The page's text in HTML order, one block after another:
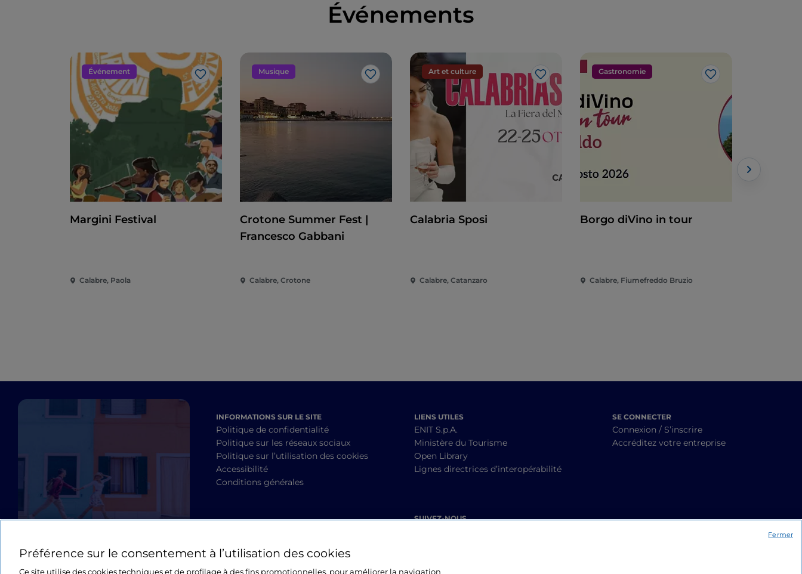
Événements
Événement
J’aime
Margini Festival
Calabre, Paola
Musique
J’aime
Crotone Summer Fest |
Francesco Gabbani
Calabre, Crotone
Art et culture
J’aime
Calabria Sposi
Calabre, Catanzaro
Gastronomie
J’aime
Borgo diVino in tour
Calabre, Fiumefreddo Bruzio
INFORMATIONS SUR LE SITE
Politique de confidentialité
Politique sur les réseaux sociaux
Politique sur l’utilisation des cookies
Accessibilité
Conditions générales
LIENS UTILES
ENIT S.p.A.
Ministère du Tourisme
Open Library
Lignes directrices d’interopérabilité
SUIVEZ-NOUS
SE CONNECTER
Connexion / S’inscrire
Accréditez votre entreprise
Préférence sur le consentement à l’utilisation des cookies
Ce site utilise des cookies techniques et de profilage à des fins promotionnelles, pour améliorer la navigation
Fermer